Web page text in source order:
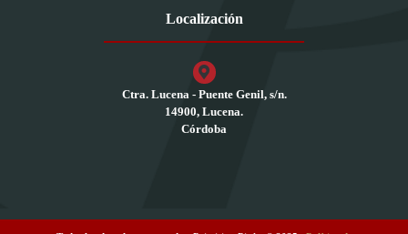
Localización
Ctra. Lucena - Puente Genil, s/n.
14900, Lucena.
Córdoba